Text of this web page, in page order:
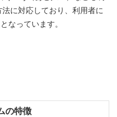
に対応しており、利用者に
なっています。
の特徴